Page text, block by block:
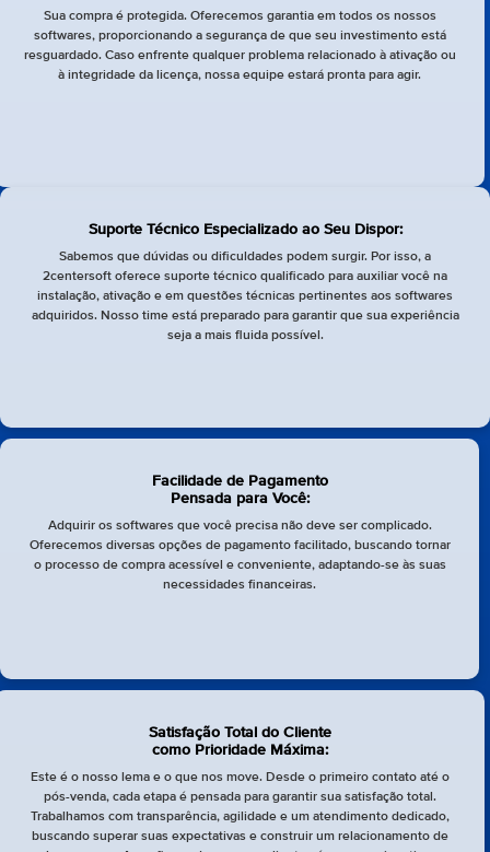
Sua compra é protegida. Oferecemos garantia em todos os nossos
softwares, proporcionando a segurança de que seu investimento está
resguardado. Caso enfrente qualquer problema relacionado à ativação ou
à integridade da licença, nossa equipe estará pronta para agir.
Suporte Técnico Especializado ao Seu Dispor:
Sabemos que dúvidas ou dificuldades podem surgir. Por isso, a
2centersoft oferece suporte técnico qualificado para auxiliar você na
instalação, ativação e em questões técnicas pertinentes aos softwares
adquiridos. Nosso time está preparado para garantir que sua experiência
seja a mais fluida possível.
Facilidade de Pagamento
Pensada para Você:
Adquirir os softwares que você precisa não deve ser complicado.
Oferecemos diversas opções de pagamento facilitado, buscando tornar
o processo de compra acessível e conveniente, adaptando-se às suas
necessidades financeiras.
Satisfação Total do Cliente
como Prioridade Máxima:
Este é o nosso lema e o que nos move. Desde o primeiro contato até o
pós-venda, cada etapa é pensada para garantir sua satisfação total.
Trabalhamos com transparência, agilidade e um atendimento dedicado,
buscando superar suas expectativas e construir um relacionamento de